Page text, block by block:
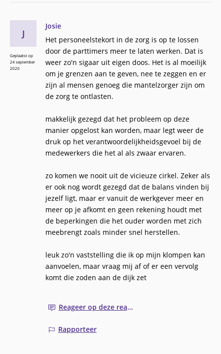
Josie
Het personeelstekort in de zorg is op te lossen
door de parttimers meer te laten werken. Dat is
weer zo'n sigaar uit eigen doos. Het is al moeilijk
om je grenzen aan te geven, nee te zeggen en er
zijn al mensen genoeg die mantelzorger zijn om
de zorg te ontlasten.
makkelijk gezegd dat het probleem op deze
manier opgelost kan worden, maar legt weer de
druk op het verantwoordelijkheidsgevoel bij de
medewerkers die het al als zwaar ervaren.
zo komen we nooit uit de vicieuze cirkel. Zeker als
er ook nog wordt gezegd dat de balans vinden bij
jezelf ligt, maar er vanuit de werkgever meer en
meer op je afkomt en geen rekening houdt met
de beperkingen die het ouder worden met zich
meebrengt zoals minder snel herstellen.
leuk zo'n vaststelling die ik op mijn klompen kan
aanvoelen, maar vraag mij af of er een vervolg
komt die zoden aan de dijk zet
Reageer op deze reactie
Rapporteer
J
Geplaatst op
24 september
2020